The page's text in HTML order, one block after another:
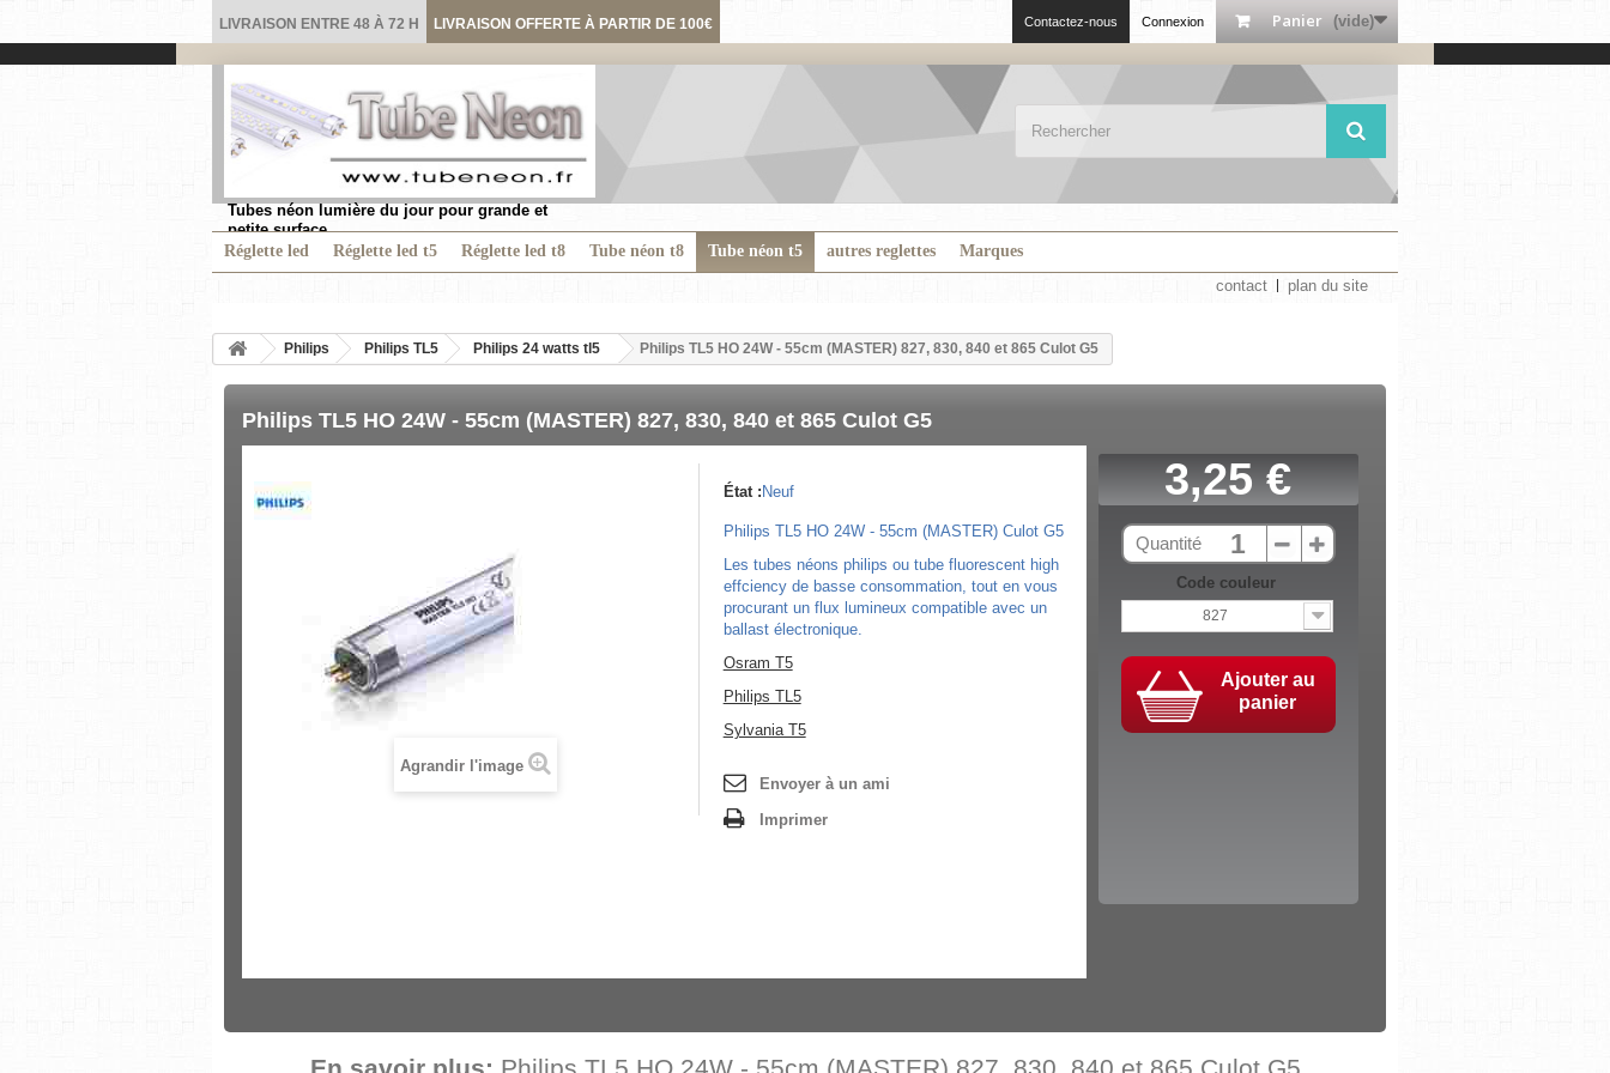
LIVRAISON ENTRE 48 À 72 H LIVRAISON OFFERTE À PARTIR DE 100€ Panier (vide)
Connexion
Contactez-nous
Tubes néon lumière du jour pour grande et
petite surface.
Réglette led
Réglette led t5 Réglette led t8 Tube néon t8 Tube néon t5 autres reglettes
Marques
contact
plan du site
Philips Philips TL5 Philips 24 watts tl5 Philips TL5 HO 24W - 55cm (MASTER) 827, 830, 840 et 865 Culot G5
Philips TL5 HO 24W - 55cm (MASTER) 827, 830, 840 et 865 Culot G5
Agrandir l'image
État : Neuf
Philips TL5 HO 24W - 55cm (MASTER) Culot G5
Les tubes néons philips ou tube fluorescent high
effciency de basse consommation, tout en vous
procurant un flux lumineux compatible avec un
ballast électronique.
Osram T5
Philips TL5
Sylvania T5
Envoyer à un ami
Imprimer
3,25 €
Quantité
Code couleur
827
Ajouter au
panier